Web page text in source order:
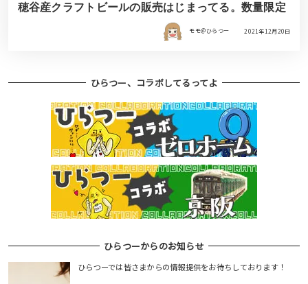
穂谷産クラフトビールの販売はじまってる。数量限定
モモ＠ひらつー 2021年12月20日
ひらつー、コラボしてるってよ
ひらつーからのお知らせ
ひらつーでは皆さまからの情報提供をお待ちしております！